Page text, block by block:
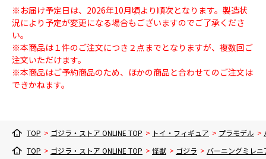
※お届け予定日は、2026年10月頃より順次となります。製造状
況により予定が変更になる場合もございますのでご了承くださ
い。
※本商品は１件のご注文につき２点までとなりますが、複数回ご
注文いただけます。
※本商品はご予約商品のため、ほかの商品と合わせてのご注文は
できかねます。
TOP > ゴジラ・ストア ONLINE TOP > トイ・フィギュア > プラモデル >
TOP > ゴジラ・ストア ONLINE TOP > 怪獣 > ゴジラ > バーニングミレニ